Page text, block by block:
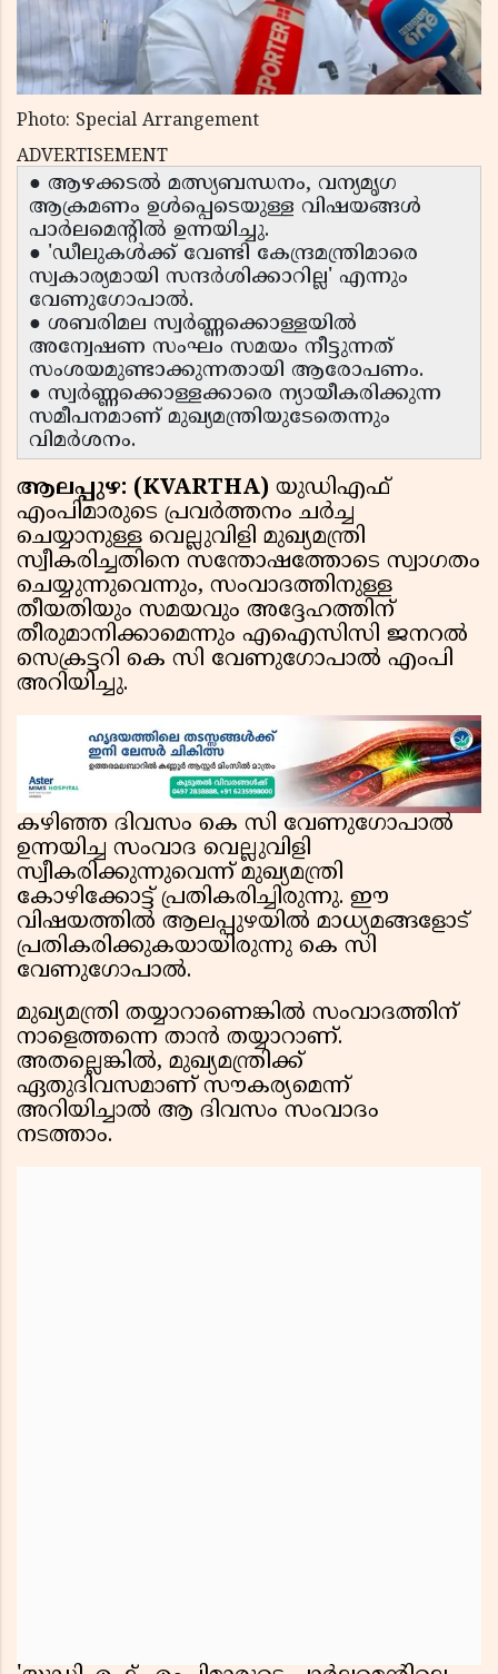
Photo: Special Arrangement
ADVERTISEMENT
● ആഴക്കടൽ മത്സ്യബന്ധനം, വന്യമൃഗ
ആക്രമണം ഉൾപ്പെടെയുള്ള വിഷയങ്ങൾ
പാർലമെന്റിൽ ഉന്നയിച്ചു.
● 'ഡീലുകൾക്ക് വേണ്ടി കേന്ദ്രമന്ത്രിമാരെ
സ്വകാര്യമായി സന്ദർശിക്കാറില്ല' എന്നും
വേണുഗോപാൽ.
● ശബരിമല സ്വർണ്ണക്കൊള്ളയിൽ
അന്വേഷണ സംഘം സമയം നീട്ടുന്നത്
സംശയമുണ്ടാക്കുന്നതായി ആരോപണം.
● സ്വർണ്ണക്കൊള്ളക്കാരെ ന്യായീകരിക്കുന്ന
സമീപനമാണ് മുഖ്യമന്ത്രിയുടേതെന്നും
വിമർശനം.
ആലപ്പുഴ: (KVARTHA) യുഡിഎഫ്
എംപിമാരുടെ പ്രവർത്തനം ചർച്ച
ചെയ്യാനുള്ള വെല്ലുവിളി മുഖ്യമന്ത്രി
സ്വീകരിച്ചതിനെ സന്തോഷത്തോടെ സ്വാഗതം
ചെയ്യുന്നുവെന്നും, സംവാദത്തിനുള്ള
തീയതിയും സമയവും അദ്ദേഹത്തിന്
തീരുമാനിക്കാമെന്നും എഐസിസി ജനറൽ
സെക്രട്ടറി കെ സി വേണുഗോപാൽ എംപി
അറിയിച്ചു.
കഴിഞ്ഞ ദിവസം കെ സി വേണുഗോപാൽ
ഉന്നയിച്ച സംവാദ വെല്ലുവിളി
സ്വീകരിക്കുന്നുവെന്ന് മുഖ്യമന്ത്രി
കോഴിക്കോട്ട് പ്രതികരിച്ചിരുന്നു. ഈ
വിഷയത്തിൽ ആലപ്പുഴയിൽ മാധ്യമങ്ങളോട്
പ്രതികരിക്കുകയായിരുന്നു കെ സി
വേണുഗോപാൽ.
മുഖ്യമന്ത്രി തയ്യാറാണെങ്കിൽ സംവാദത്തിന്
നാളെത്തന്നെ താൻ തയ്യാറാണ്.
അതല്ലെങ്കിൽ, മുഖ്യമന്ത്രിക്ക്
ഏതുദിവസമാണ് സൗകര്യമെന്ന്
അറിയിച്ചാൽ ആ ദിവസം സംവാദം
നടത്താം.